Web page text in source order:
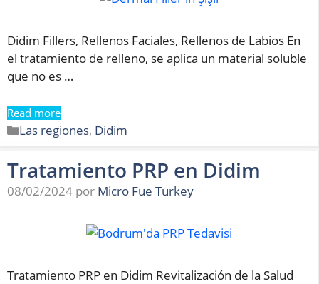
Didim Fillers, Rellenos Faciales, Rellenos de Labios En
el tratamiento de relleno, se aplica un material soluble
que no es …
Read more
Categorías
Las regiones, Didim
Tratamiento PRP en Didim
08/02/2024 por Micro Fue Turkey
Tratamiento PRP en Didim Revitalización de la Salud